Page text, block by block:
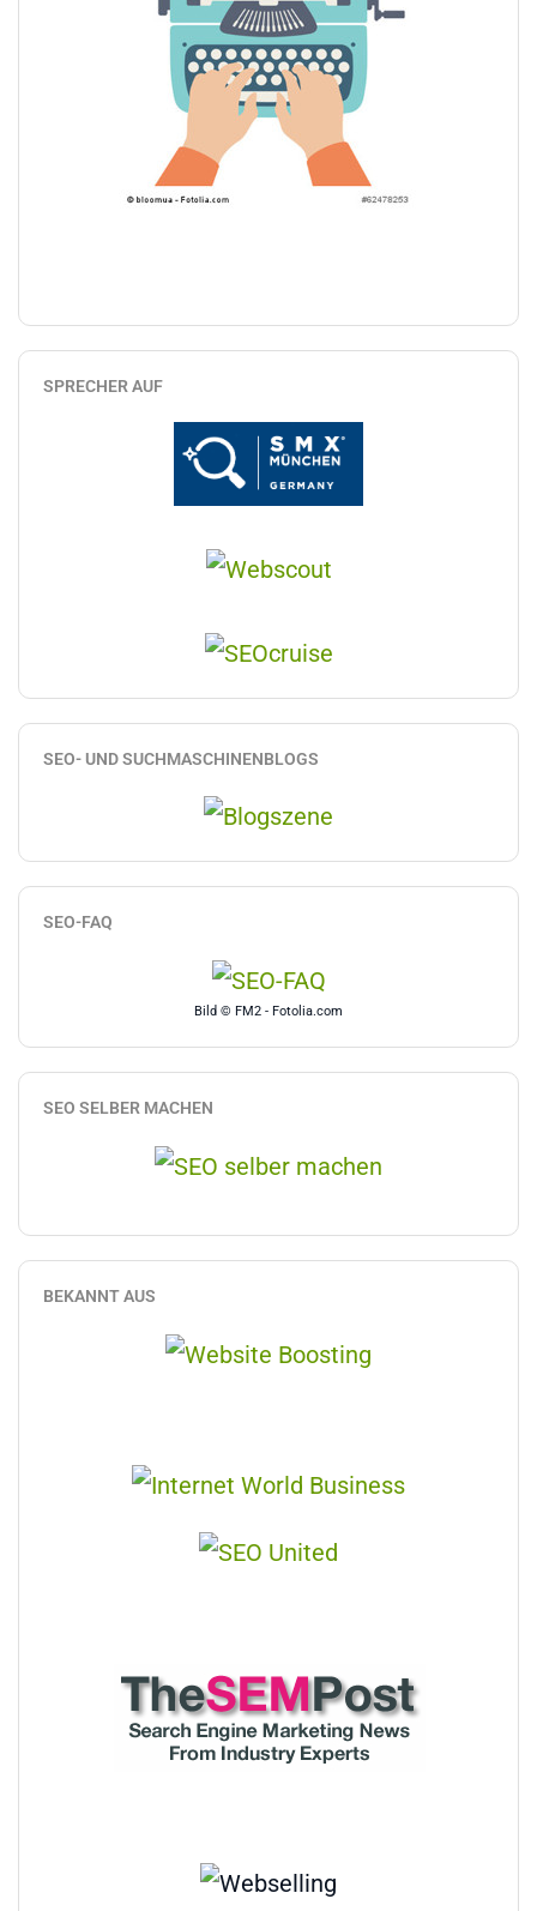
SPRECHER AUF
SEO- UND SUCHMASCHINENBLOGS
SEO-FAQ
Bild © FM2 - Fotolia.com
SEO SELBER MACHEN
BEKANNT AUS